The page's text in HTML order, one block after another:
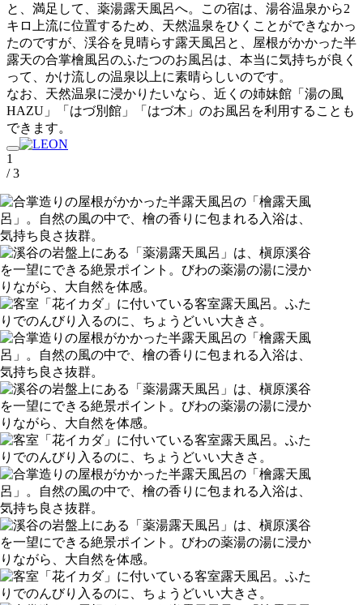
と、満足して、薬湯露天風呂へ。この宿は、湯谷温泉から2
キロ上流に位置するため、天然温泉をひくことができなかっ
たのですが、渓谷を見晴らす露天風呂と、屋根がかかった半
露天の合掌檜風呂のふたつのお風呂は、本当に気持ちが良く
って、かけ流しの温泉以上に素晴らしいのです。
なお、天然温泉に浸かりたいなら、近くの姉妹館「湯の風
HAZU」「はづ別館」「はづ木」のお風呂を利用することも
できます。
1
/ 3